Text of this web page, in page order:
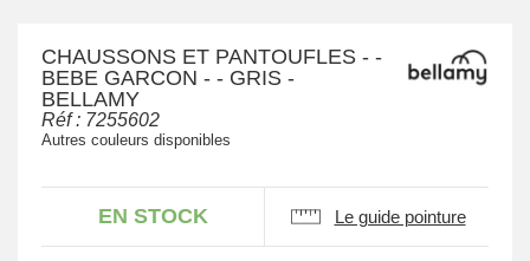
CHAUSSONS ET PANTOUFLES - -
BEBE GARCON - - GRIS -
BELLAMY
Réf : 7255602
Autres couleurs disponibles
EN STOCK Le guide pointure